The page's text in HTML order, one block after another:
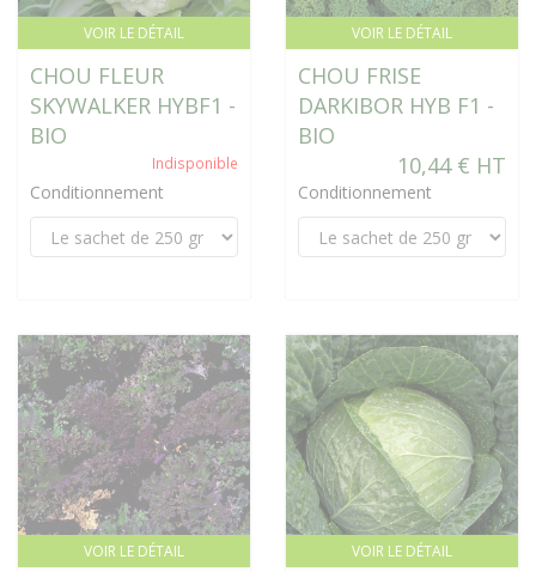
VOIR LE DÉTAIL
CHOU FLEUR
SKYWALKER HYBF1 -
BIO
Indisponible
Conditionnement
VOIR LE DÉTAIL
CHOU FRISE
DARKIBOR HYB F1 -
BIO
10,44 € HT
Conditionnement
VOIR LE DÉTAIL VOIR LE DÉTAIL